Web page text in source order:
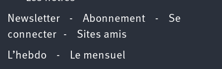
Newsletter- Abonnement - Se
connecter- Sites amis
L’hebdo -
Le mensuel